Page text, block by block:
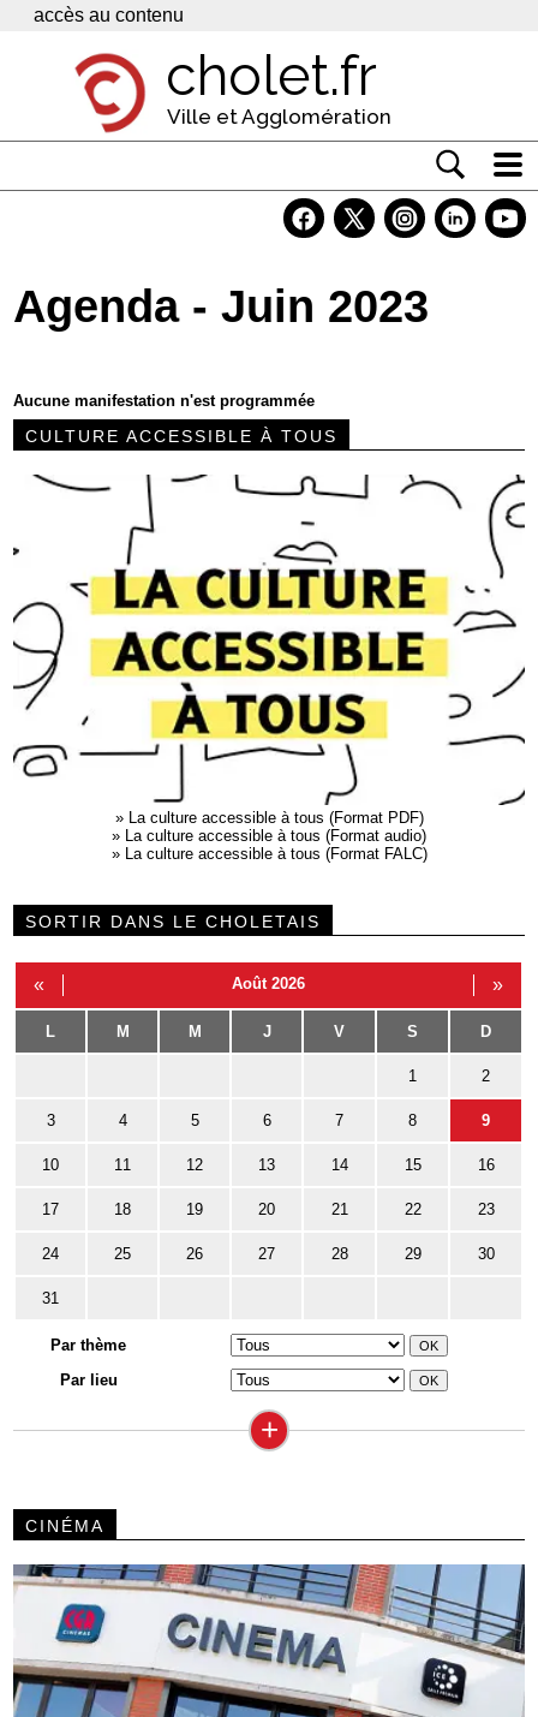
Panneau de gestion des cookies
accès au contenu
cholet.fr
Ville et Agglomération
Economie
Contacts
Agenda - Juin 2023
Aucune manifestation n'est programmée
CULTURE ACCESSIBLE À TOUS
»
La culture accessible à tous (Format PDF)
»
La culture accessible à tous (Format audio)
»
La culture accessible à tous (Format FALC)
SORTIR DANS LE CHOLETAIS
« Août 2026 »
L M M J V S D
1 2
3 4 5 6 7 8 9
10 11 12 13 14 15 16
17 18 19 20 21 22 23
24 25 26 27 28 29 30
31
Par thème
Par lieu
+
CINÉMA